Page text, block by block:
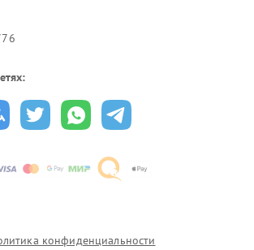
конфиденциальности